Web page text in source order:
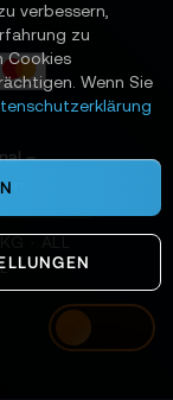
–
verbessern,
zu
Cookies
Wenn Sie